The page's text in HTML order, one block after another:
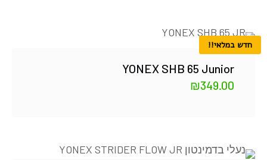
חדש במלאי!!
YONEX SHB 65 Junior
₪349.00